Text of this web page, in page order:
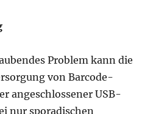
Problem kann die
von Barcode-
angeschlossener USB-
nur sporadischen